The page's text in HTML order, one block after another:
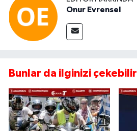
Onur Evrensel
Bunlar da ilginizi çekebilir